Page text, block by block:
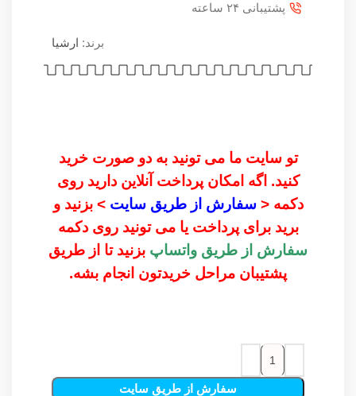
پشتیبانی ۲۴ ساعته
برند: ارشیا
تو سایت ما می تونید به دو صورت خرید
کنید. اگه امکان پرداخت آنلاین دارید روی
دکمه <سفارش از طریق سایت> بزنید و
برید برای پرداخت یا می تونید روی دکمه
سفارش از طریق واتساپ بزنید تا از طریق
پشتیبان مراحل خریدتون انجام بشه.
سفارش از طریق سایت